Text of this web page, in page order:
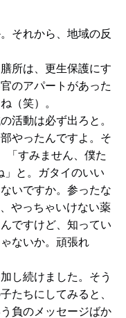
それから、地域の反
所は、更生保護にす
のアパートがあった
（笑）。
活動は必ず出ろと。
やったんですよ。そ
「すみません、僕た
と。ガタイのいい
いですか。参ったな
やっちゃいけない薬
ですけど、知ってい
ないか。頑張れ
し続けました。そう
たちにしてみると、
負のメッセージばか